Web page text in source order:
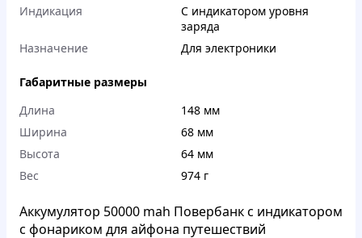
Индикация
С индикатором уровня
заряда
Назначение
Для электроники
Габаритные размеры
Длина
148 мм
Ширина
68 мм
Высота
64 мм
Вес
974 г
Аккумулятор 50000 mah Повербанк с индикатором
с фонариком для айфона путешествий